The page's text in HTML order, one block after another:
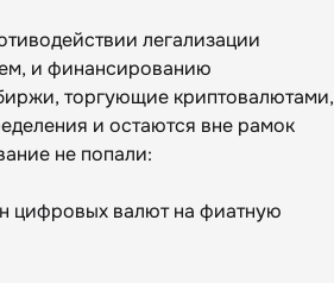
легализации
и финансированию
торгующие криптовалютами,
и остаются вне рамок
не попали:
цифровых валют на фиатную